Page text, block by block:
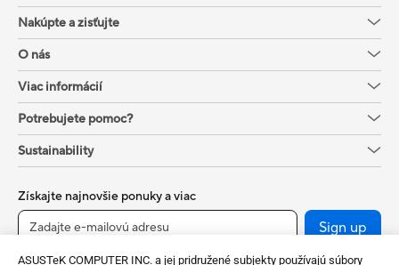
ASUSTeK COMPUTER INC. a jej pridružené subjekty používajú súbory
Nakúpte a zisťujte
O nás
Viac informácií
Potrebujete pomoc?
Sustainability
Získajte najnovšie ponuky a viac
Sign up